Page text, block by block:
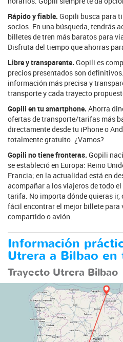
Rápido y fiable. Gopili busca para
socios. En una búsqueda, tendrás
billetes de tren más baratos para
Disfruta del tiempo que ahorras
Libre y transparente. Gopili es
precios presentados son
información más precisa y
transporte y cada trayecto
Gopili en tu smartphone. Ahorra
ofertas de transporte/tarifas más
directamente desde tu iPhone o
totalmente gratuito. ¿Vamos?
Gopili no tiene fronteras. Gopili
se estableció en Europa: Reino
Francia; en la actualidad está en
acompañar a los viajeros de todo
tarifa. No importa dónde quieras
fácil encontrar el mejor billete para
compartido o avión.
Información
Utrera a Bilbao en
Trayecto Utrera Bilbao